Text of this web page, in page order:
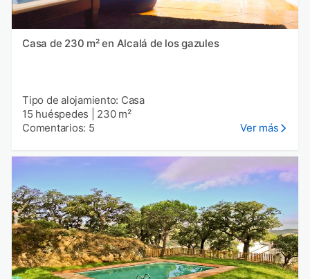
Casa de 230 m² en Alcalá de los gazules
Tipo de alojamiento: Casa
15 huéspedes
230 m²
Comentarios: 5
Ver más